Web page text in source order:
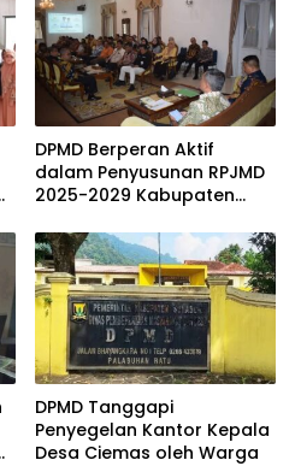
DPMD Berperan Aktif
dalam Penyusunan RPJMD
2025-2029 Kabupaten
DPMD Tanggapi
Penyegelan Kantor Kepala
Desa Ciemas oleh Warga